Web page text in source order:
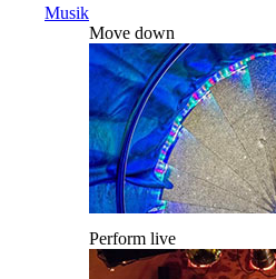
Musik
Move down
Perform live